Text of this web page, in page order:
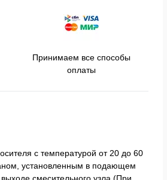
Принимаем все способы
оплаты
с температурой от 20 до 60
установленным в подающем